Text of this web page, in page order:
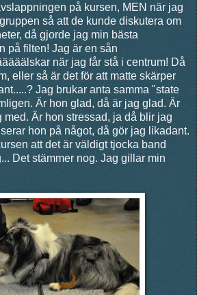
på kursen, MEN när jag
så att de kunde diskutera om
då gjorde jag min bästa
på filten! Jag är en sån
när jag får stå i centrum! Då
eller så är det för att matte skärper
Jag brukar anta samma "state
Är hon glad, då är jag glad. Är
med. Är hon stressad, ja då blir jag
hon på något, då gör jag likadant.
att det är väldigt tjocka band
Det stämmer nog. Jag gillar min